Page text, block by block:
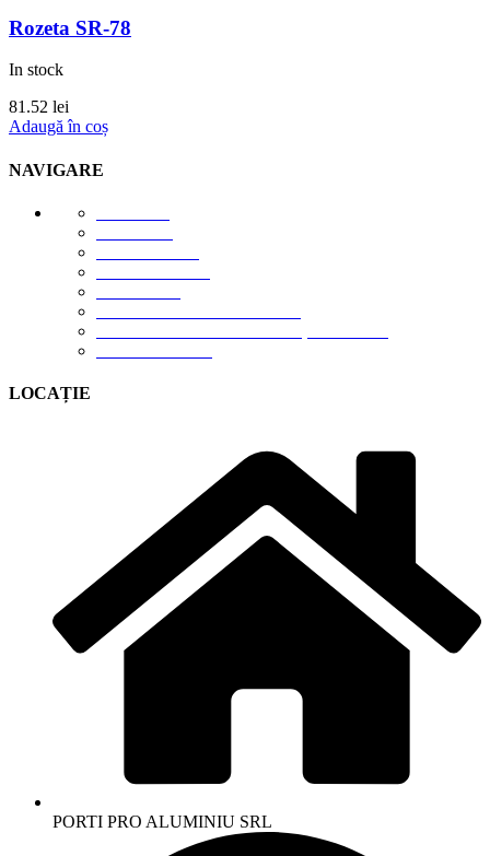
Rozeta SR-78
In stock
81.52 lei
Adaugă în coș
NAVIGARE
LOCAȚIE
PORTI PRO ALUMINIU SRL